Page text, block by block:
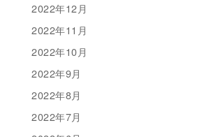
2022年12月
2022年11月
2022年10月
2022年9月
2022年8月
2022年7月